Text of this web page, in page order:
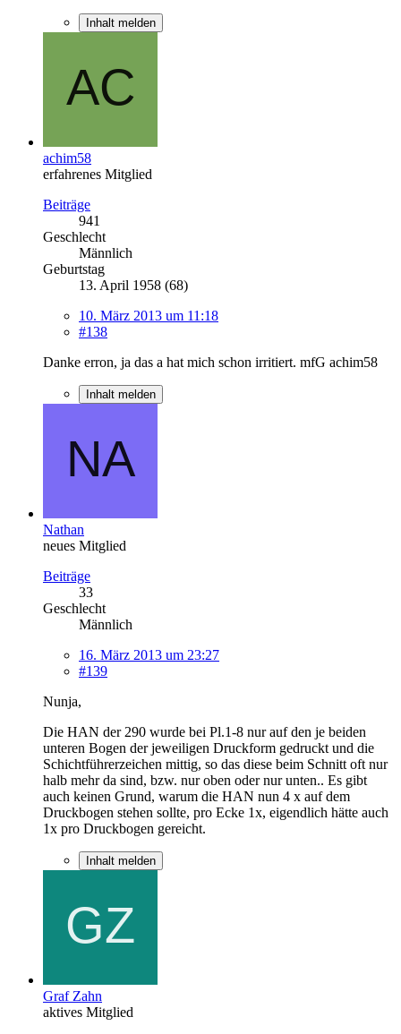
Inhalt melden
achim58
erfahrenes Mitglied
Beiträge
941
Geschlecht
Männlich
Geburtstag
13. April 1958 (68)
10. März 2013 um 11:18
#138
Danke erron, ja das a hat mich schon irritiert. mfG achim58
Inhalt melden
Nathan
neues Mitglied
Beiträge
33
Geschlecht
Männlich
16. März 2013 um 23:27
#139
Nunja,
Die HAN der 290 wurde bei Pl.1-8 nur auf den je beiden
unteren Bogen der jeweiligen Druckform gedruckt und die
Schichtführerzeichen mittig, so das diese beim Schnitt oft nur
halb mehr da sind, bzw. nur oben oder nur unten.. Es gibt
auch keinen Grund, warum die HAN nun 4 x auf dem
Druckbogen stehen sollte, pro Ecke 1x, eigendlich hätte auch
1x pro Druckbogen gereicht.
Inhalt melden
Graf Zahn
aktives Mitglied